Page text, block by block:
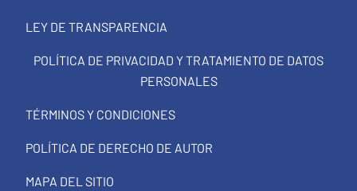
LEY DE TRANSPARENCIA
POLÍTICA DE PRIVACIDAD Y TRATAMIENTO DE DATOS
PERSONALES
TÉRMINOS Y CONDICIONES
POLÍTICA DE DERECHO DE AUTOR
MAPA DEL SITIO